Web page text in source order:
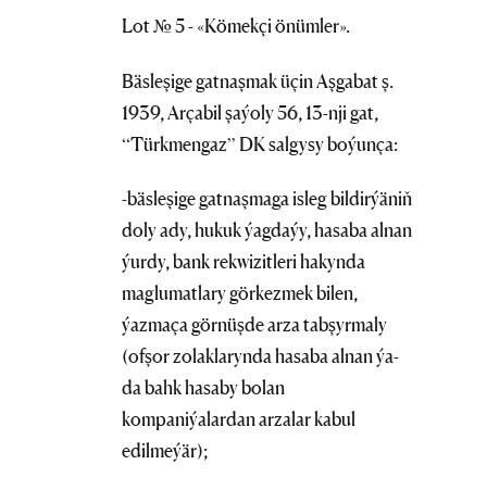
Lot № 5 - «Kömekçi önümler».
Bäsleşige gatnaşmak üçin Aşgabat ş.
1939, Arçabil şaýoly 56, 13-nji gat,
“Türkmengaz” DK salgysy boýunça:
-bäsleşige gatnaşmaga isleg bildirýäniň
doly ady, hukuk ýagdaýy, hasaba alnan
ýurdy, bank rekwizitleri hakynda
maglumatlary görkezmek bilen,
ýazmaça görnüşde arza tabşyrmaly
(ofşor zolaklarynda hasaba alnan ýa-
da bahk hasaby bolan
kompaniýalardan arzalar kabul
edilmeýär);